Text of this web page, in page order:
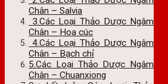
Chân – Salvia
3.Các Loại Thảo Dược Ngâm
Chân – Hoa cúc
4.Các Loại Thảo Dược Ngâm
Chân – Bạch chỉ
5.Các Loại Thảo Dược Ngâm
Chân – Chuanxiong